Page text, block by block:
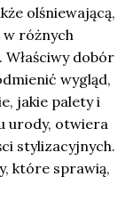
olśniewającą,
różnych
dobór
wygląd,
jakie palety i
urody, otwiera
stylizacyjnych.
które sprawią,